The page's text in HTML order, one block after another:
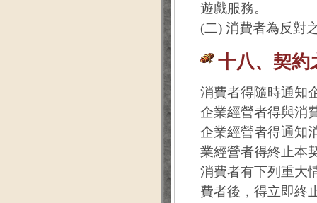
遊戲服務。
(二) 消費者為反對
十八、契約
消費者得隨時通知
企業經營者得與消
企業經營者得通知
業經營者得終止本
消費者有下列重大
費者後，得立即終